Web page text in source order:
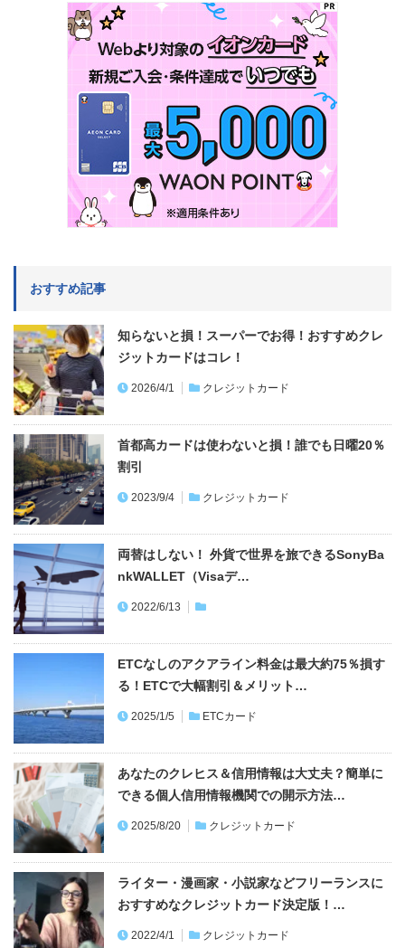
おすすめ記事
知らないと損！スーパーでお得！おすすめクレ
ジットカードはコレ！
2026/4/1 クレジットカード
首都高カードは使わないと損！誰でも日曜20％
割引
2023/9/4 クレジットカード
両替はしない！ 外貨で世界を旅できるSonyBa
nkWALLET（Visaデ…
2022/6/13
ETCなしのアクアライン料金は最大約75％損す
る！ETCで大幅割引＆メリット…
2025/1/5 ETCカード
あなたのクレヒス＆信用情報は大丈夫？簡単に
できる個人信用情報機関での開示方法…
2025/8/20 クレジットカード
ライター・漫画家・小説家などフリーランスに
おすすめなクレジットカード決定版！…
2022/4/1 クレジットカード